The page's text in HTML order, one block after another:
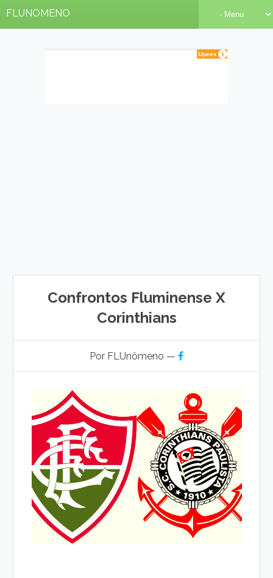
FLUNOMENO
Confrontos Fluminense X
Corinthians
Por FLUnômeno —